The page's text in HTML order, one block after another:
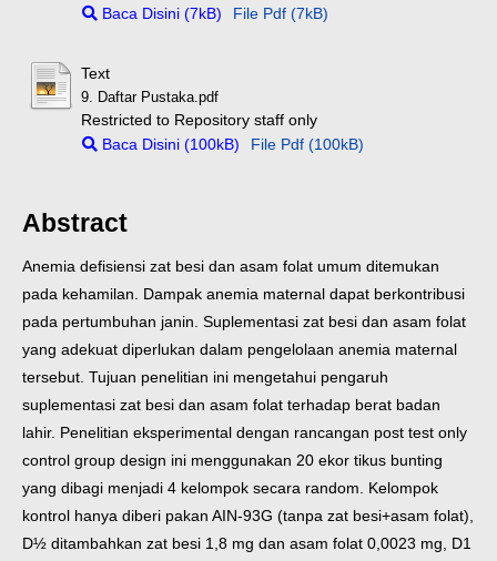
Baca Disini (7kB)
File Pdf (7kB)
Text
9. Daftar Pustaka.pdf
Restricted to Repository staff only
Baca Disini (100kB)
File Pdf (100kB)
Abstract
Anemia defisiensi zat besi dan asam folat umum ditemukan
pada kehamilan. Dampak anemia maternal dapat berkontribusi
pada pertumbuhan janin. Suplementasi zat besi dan asam folat
yang adekuat diperlukan dalam pengelolaan anemia maternal
tersebut. Tujuan penelitian ini mengetahui pengaruh
suplementasi zat besi dan asam folat terhadap berat badan
lahir. Penelitian eksperimental dengan rancangan post test only
control group design ini menggunakan 20 ekor tikus bunting
yang dibagi menjadi 4 kelompok secara random. Kelompok
kontrol hanya diberi pakan AIN-93G (tanpa zat besi+asam folat),
D½ ditambahkan zat besi 1,8 mg dan asam folat 0,0023 mg, D1